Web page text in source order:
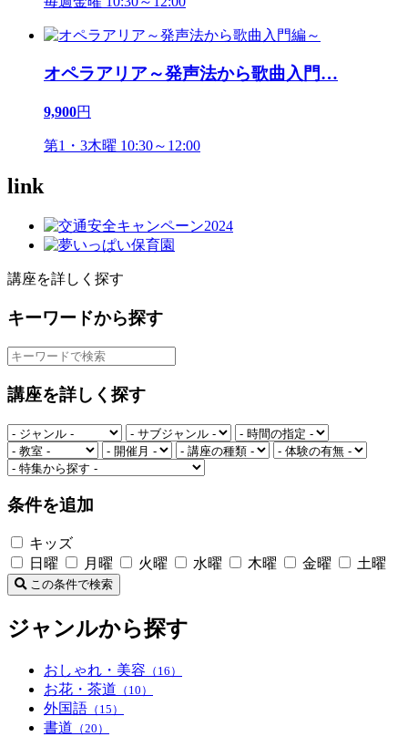
オペラアリア～発声法から歌曲入門…
9,900円
第1・3木曜 10:30～12:00
link
講座を詳しく探す
キーワードから探す
講座を詳しく探す
条件を追加
キッズ
日曜
月曜 火曜 水曜 木曜 金曜 土曜
この条件で検索
ジャンルから探す
おしゃれ・美容 （16）
お花・茶道 （10）
外国語 （15）
書道 （20）